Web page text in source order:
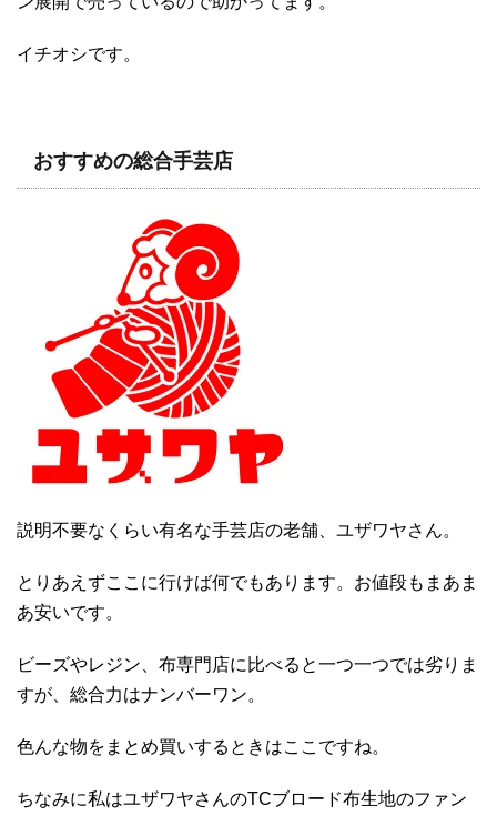
イチオシです。
おすすめの総合手芸店
説明不要なくらい有名な手芸店の老舗、ユザワヤさん。
とりあえずここに行けば何でもあります。お値段もまあま
あ安いです。
ビーズやレジン、布専門店に比べると一つ一つでは劣りま
すが、総合力はナンバーワン。
色んな物をまとめ買いするときはここですね。
ちなみに私はユザワヤさんのTCブロード布生地のファン